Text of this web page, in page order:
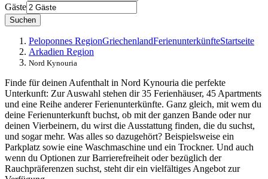
Gäste
Suchen
Peloponnes RegionGriechenlandFerienunterkünfteStartseite
Arkadien Region
Nord Kynouria
Finde für deinen Aufenthalt in Nord Kynouria die perfekte
Unterkunft: Zur Auswahl stehen dir 35 Ferienhäuser, 45 Apartments
und eine Reihe anderer Ferienunterkünfte. Ganz gleich, mit wem du
deine Ferienunterkunft buchst, ob mit der ganzen Bande oder nur
deinen Vierbeinern, du wirst die Ausstattung finden, die du suchst,
und sogar mehr. Was alles so dazugehört? Beispielsweise ein
Parkplatz sowie eine Waschmaschine und ein Trockner. Und auch
wenn du Optionen zur Barrierefreiheit oder bezüglich der
Rauchpräferenzen suchst, steht dir ein vielfältiges Angebot zur